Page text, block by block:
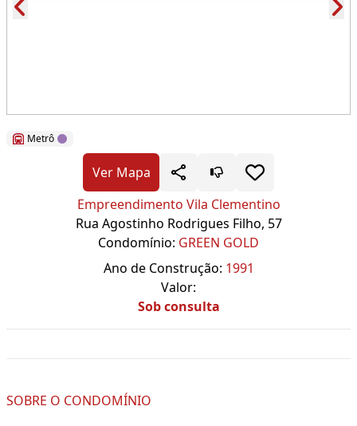
Metrô
Ver Mapa
Empreendimento Vila Clementino
Rua Agostinho Rodrigues Filho, 57
Condomínio: GREEN GOLD
Ano de Construção: 1991
Valor:
Sob consulta
SOBRE O CONDOMÍNIO